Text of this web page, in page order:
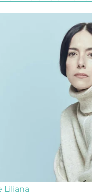
Liliana